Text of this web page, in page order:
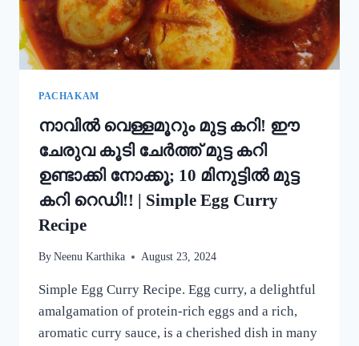
ദോശ
റെഡി!!
|
SPECIAL
RECIPE
PACHAKAM
നാവിൽ വെള്ളമൂറും മുട്ട കറി! ഈ
ചേരുവ കൂടി ചേർത്ത് മുട്ട കറി
ഉണ്ടാക്കി നോക്കൂ; 10 മിനുട്ടിൽ മുട്ട
കറി റെഡി!! | Simple Egg Curry
Recipe
By Neenu Karthika August 23, 2024
Simple Egg Curry Recipe. Egg curry, a delightful
amalgamation of protein-rich eggs and a rich,
aromatic curry sauce, is a cherished dish in many